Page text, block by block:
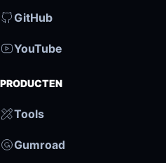
GitHub
YouTube
PRODUCTEN
Tools
Gumroad